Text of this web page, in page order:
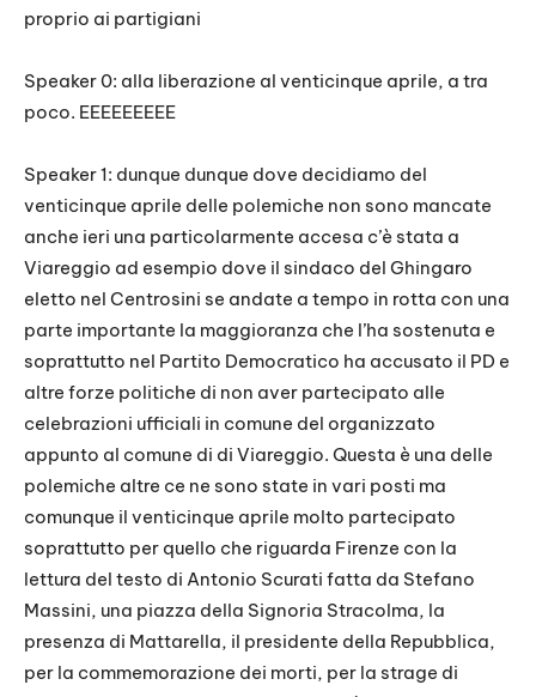
proprio ai partigiani
Speaker 0: alla liberazione al venticinque aprile, a tra
poco. EEEEEEEEE
Speaker 1: dunque dunque dove decidiamo del
venticinque aprile delle polemiche non sono mancate
anche ieri una particolarmente accesa c’è stata a
Viareggio ad esempio dove il sindaco del Ghingaro
eletto nel Centrosini se andate a tempo in rotta con una
parte importante la maggioranza che l’ha sostenuta e
soprattutto nel Partito Democratico ha accusato il PD e
altre forze politiche di non aver partecipato alle
celebrazioni ufficiali in comune del organizzato
appunto al comune di di Viareggio. Questa è una delle
polemiche altre ce ne sono state in vari posti ma
comunque il venticinque aprile molto partecipato
soprattutto per quello che riguarda Firenze con la
lettura del testo di Antonio Scurati fatta da Stefano
Massini, una piazza della Signoria Stracolma, la
presenza di Mattarella, il presidente della Repubblica,
per la commemorazione dei morti, per la strage di